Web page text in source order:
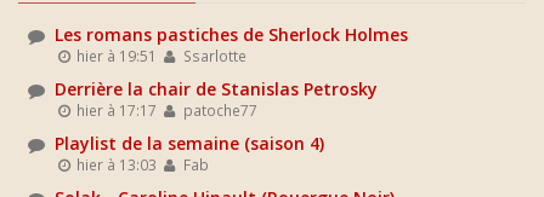
Les romans pastiches de Sherlock Holmes
hier à 19:51 Ssarlotte
Derrière la chair de Stanislas Petrosky
hier à 17:17 patoche77
Playlist de la semaine (saison 4)
hier à 13:03 Fab